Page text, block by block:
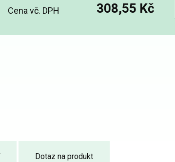
Cena vč. DPH
308,55 Kč
Dotaz na produkt